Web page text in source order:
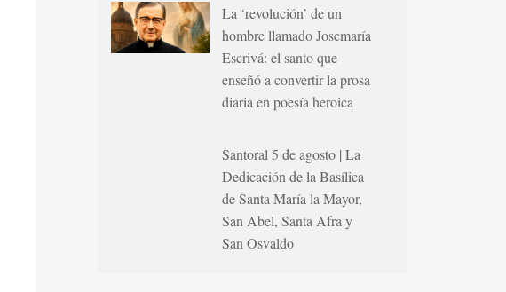
La ‘revolución’ de un
hombre llamado Josemaría
Escrivá: el santo que
enseñó a convertir la prosa
diaria en poesía heroica
Santoral 5 de agosto | La
Dedicación de la Basílica
de Santa María la Mayor,
San Abel, Santa Afra y
San Osvaldo